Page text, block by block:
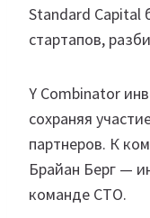
Standard Capital
стартапов,
Y Combinator
сохраняя
партнеров. К
Брайан Берг —
команде CTO.